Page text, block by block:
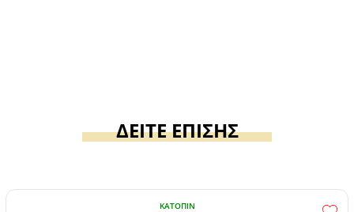
ΔΕΙΤΕ ΕΠΙΣΗΣ
ΚΑΤΌΠΙΝ